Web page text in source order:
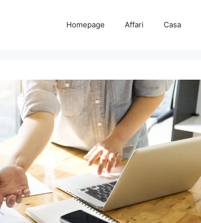
Homepage Affari Casa